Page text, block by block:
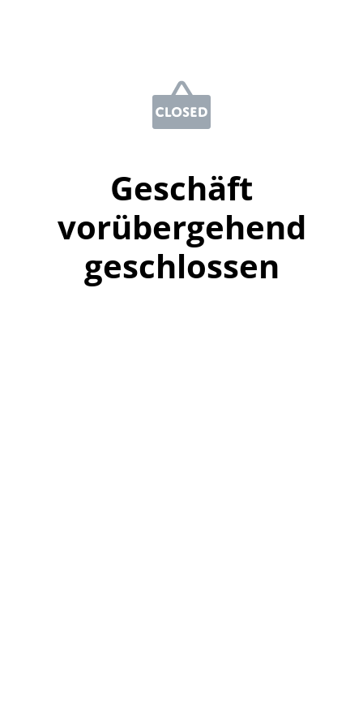
Geschäft
vorübergehend
geschlossen